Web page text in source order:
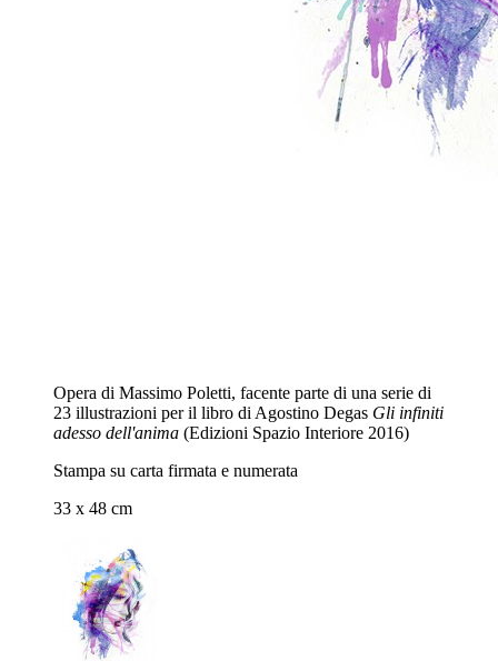
Opera di Massimo Poletti, facente parte di una serie di
23 illustrazioni per il libro di Agostino Degas Gli infiniti
adesso dell'anima (Edizioni Spazio Interiore 2016)
Stampa su carta firmata e numerata
33 x 48 cm